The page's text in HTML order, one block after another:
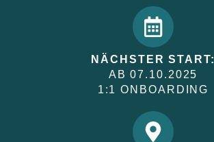
NÄCHSTER START:
AB 07.10.2025
1:1 ONBOARDING